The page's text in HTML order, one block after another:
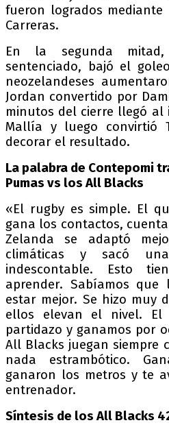
fueron logrados
Carreras.
En la segunda
sentenciado, bajó el
neozelandeses
Jordan convertido por
minutos del cierre llegó al
Mallía y luego convirtió
decorar el resultado.
La palabra de Contepomi
Pumas vs los All Blacks
«El rugby es simple. El
gana los contactos,
Zelanda se adaptó
climáticas y sacó
indescontable. Esto
aprender. Sabíamos
estar mejor. Se hizo muy
ellos elevan el nivel.
partidazo y ganamos por
All Blacks juegan siempre
nada estrambótico.
ganaron los metros y te
entrenador.
Síntesis de los All Blacks